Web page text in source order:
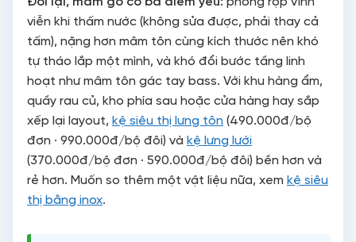
viễn khi thấm nước (không sửa được, phải thay cả
tấm), nặng hơn mâm tôn cùng kích thước nên khó
tự tháo lắp một mình, và khó đổi bước tầng linh
hoạt như mâm tôn gác tay bass. Với khu hàng ẩm,
quầy rau củ, kho phía sau hoặc cửa hàng hay sắp
xếp lại layout, kệ siêu thị lưng tôn (490.000đ/bộ
đơn · 990.000đ/bộ đôi) và kệ lưng lưới
(370.000đ/bộ đơn · 590.000đ/bộ đôi) bền hơn và
rẻ hơn. Muốn so thêm một vật liệu nữa, xem kệ siêu
thị bằng inox.